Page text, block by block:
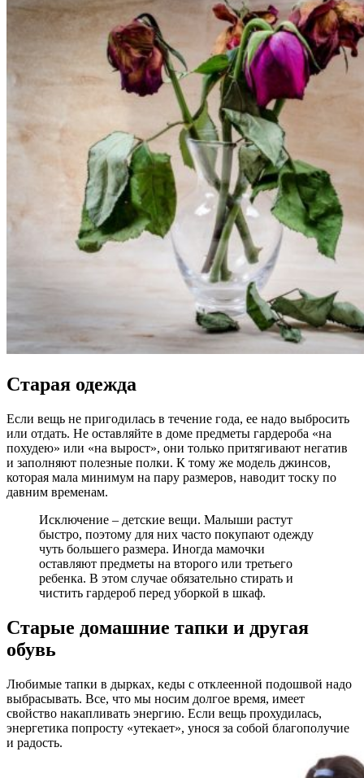
Старая одежда
Если вещь не пригодилась в течение года, ее надо выбросить
или отдать. Не оставляйте в доме предметы гардероба «на
похудею» или «на вырост», они только притягивают негатив
и заполняют полезные полки. К тому же модель джинсов,
которая мала минимум на пару размеров, наводит тоску по
давним временам.
Исключение – детские вещи. Малыши растут
быстро, поэтому для них часто покупают одежду
чуть большего размера. Иногда мамочки
оставляют предметы на второго или третьего
ребенка. В этом случае обязательно стирать и
чистить гардероб перед уборкой в шкаф.
Старые домашние тапки и другая
обувь
Любимые тапки в дырках, кеды с отклеенной подошвой надо
выбрасывать. Все, что мы носим долгое время, имеет
свойство накапливать энергию. Если вещь прохудилась,
энергетика попросту «утекает», унося за собой благополучие
и радость.